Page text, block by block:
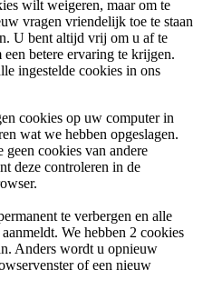
wilt weigeren, maar om te
vragen vriendelijk toe te staan
U bent altijd vrij om u af te
betere ervaring te krijgen.
ingestelde cookies in ons
cookies op uw computer in
wat we hebben opgeslagen.
cookies van andere
deze controleren in de
te verbergen en alle
We hebben 2 cookies
Anders wordt u opnieuw
of een nieuw